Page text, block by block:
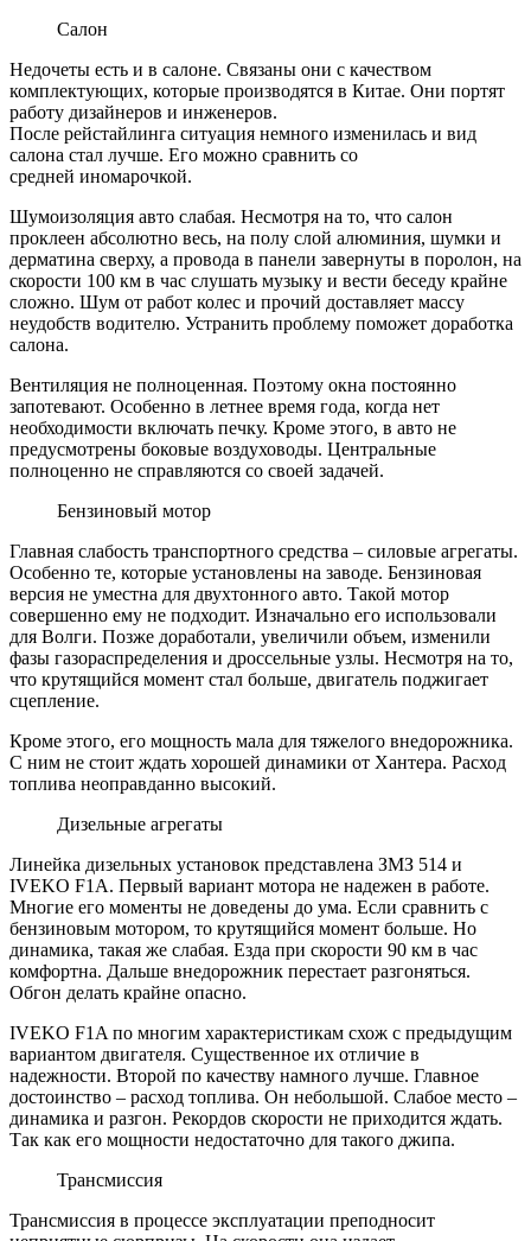
Салон
Недочеты есть и в салоне. Связаны они с качеством
комплектующих, которые производятся в Китае. Они портят
работу дизайнеров и инженеров.
После рейстайлинга ситуация немного изменилась и вид
салона стал лучше. Его можно сравнить со
средней иномарочкой.
Шумоизоляция авто слабая. Несмотря на то, что салон
проклеен абсолютно весь, на полу слой алюминия, шумки и
дерматина сверху, а провода в панели завернуты в поролон, на
скорости 100 км в час слушать музыку и вести беседу крайне
сложно. Шум от работ колес и прочий доставляет массу
неудобств водителю. Устранить проблему поможет доработка
салона.
Вентиляция не полноценная. Поэтому окна постоянно
запотевают. Особенно в летнее время года, когда нет
необходимости включать печку. Кроме этого, в авто не
предусмотрены боковые воздуховоды. Центральные
полноценно не справляются со своей задачей.
Бензиновый мотор
Главная слабость транспортного средства – силовые агрегаты.
Особенно те, которые установлены на заводе. Бензиновая
версия не уместна для двухтонного авто. Такой мотор
совершенно ему не подходит. Изначально его использовали
для Волги. Позже доработали, увеличили объем, изменили
фазы газораспределения и дроссельные узлы. Несмотря на то,
что крутящийся момент стал больше, двигатель поджигает
сцепление.
Кроме этого, его мощность мала для тяжелого внедорожника.
С ним не стоит ждать хорошей динамики от Хантера. Расход
топлива неоправданно высокий.
Дизельные агрегаты
Линейка дизельных установок представлена ЗМЗ 514 и
IVEKO F1A. Первый вариант мотора не надежен в работе.
Многие его моменты не доведены до ума. Если сравнить с
бензиновым мотором, то крутящийся момент больше. Но
динамика, такая же слабая. Езда при скорости 90 км в час
комфортна. Дальше внедорожник перестает разгоняться.
Обгон делать крайне опасно.
IVEKO F1A по многим характеристикам схож с предыдущим
вариантом двигателя. Существенное их отличие в
надежности. Второй по качеству намного лучше. Главное
достоинство – расход топлива. Он небольшой. Слабое место –
динамика и разгон. Рекордов скорости не приходится ждать.
Так как его мощности недостаточно для такого джипа.
Трансмиссия
Трансмиссия в процессе эксплуатации преподносит